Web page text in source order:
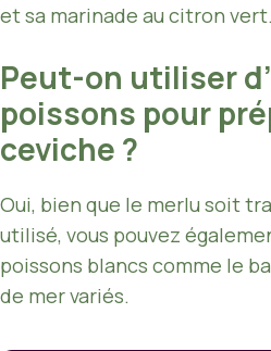
et sa marinade au citron vert.
Peut-on utiliser
poissons pour
ceviche ?
Oui, bien que le merlu soit
utilisé, vous pouvez
poissons blancs comme le
de mer variés.